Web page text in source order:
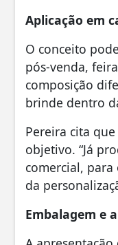
Aplicação em
O conceito
pós-venda,
composição
brinde dentro
Pereira cita
objetivo. “Já
comercial, para
da
Embalagem e